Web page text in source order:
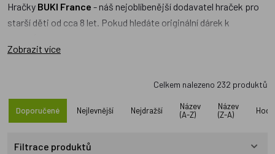
Hračky BUKI France - náš nejoblíbenější dodavatel hraček pro
starší děti od cca 8 let. Pokud hledáte originální dárek k
značka. Mezi nejoblíbenější patří
zábavu. Hrnčířský kruh má adaptér do elektřiny a je dostatečně
silný, aby si poradil s výrobou hrnečků a misek. Recenzovali
jsme ho pro vás
ZDE
Zobrazit více
Celkem nalezeno 232 produktů
Doporučené Nejlevnější Nejdražší
Název
(A-Z)
Název
(Z-A)
Filtrace produktů